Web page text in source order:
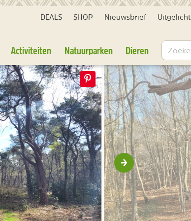
DEALS SHOP Nieuwsbrief Uitgelicht
Activiteiten Natuurparken Dieren Zoeken
Volgende